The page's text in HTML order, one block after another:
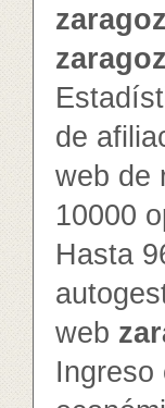
de
web de
10000
Hasta
web